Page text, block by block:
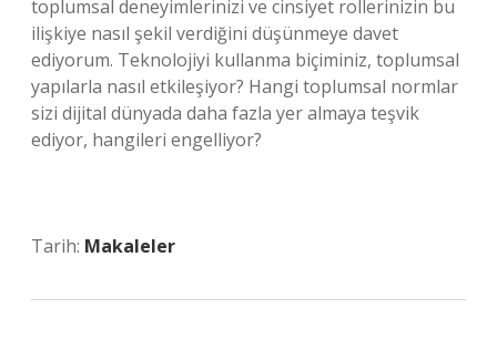
toplumsal deneyimlerinizi ve cinsiyet rollerinizin bu
ilişkiye nasıl şekil verdiğini düşünmeye davet
ediyorum. Teknolojiyi kullanma biçiminiz, toplumsal
yapılarla nasıl etkileşiyor? Hangi toplumsal normlar
sizi dijital dünyada daha fazla yer almaya teşvik
ediyor, hangileri engelliyor?
Tarih: Makaleler